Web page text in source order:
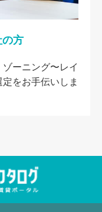
の方
ーニング〜レイ
をお手伝いしま